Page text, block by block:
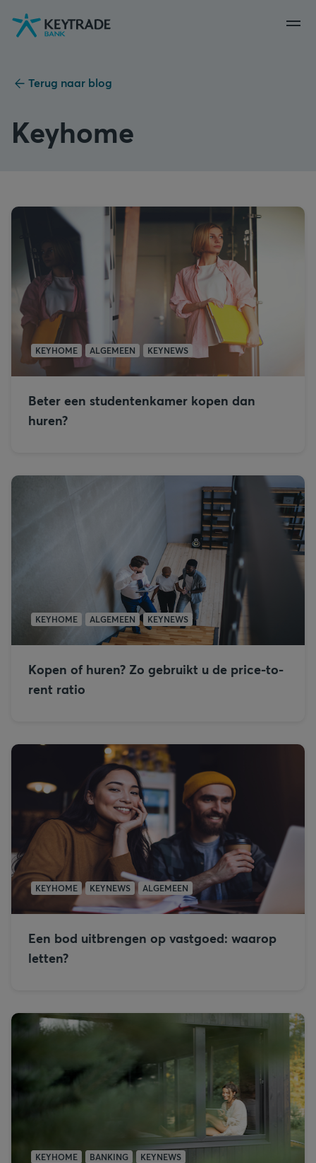
Naar
navigatie
Naar
aanmelden
Naar
inhoud
Terug naar blog
Keyhome
KEYHOME ALGEMEEN KEYNEWS
Beter een studentenkamer kopen dan
huren?
KEYHOME ALGEMEEN KEYNEWS
Kopen of huren? Zo gebruikt u de price-to-
rent ratio
KEYHOME KEYNEWS ALGEMEEN
Een bod uitbrengen op vastgoed: waarop
letten?
KEYHOME BANKING KEYNEWS